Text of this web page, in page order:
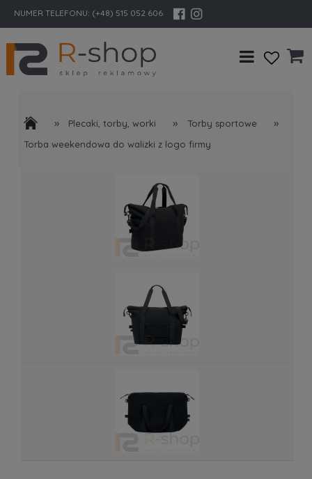
NUMER TELEFONU: (+48) 515 052 606
» Plecaki, torby, worki » Torby sportowe »
Torba weekendowa do walizki z logo firmy